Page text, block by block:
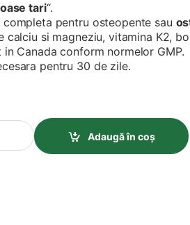
oase tari“.
completa pentru osteopente sau
calciu si magneziu, vitamina K2,
in Canada conform normelor GMP.
pentru 30 de zile.
Osteopen) Provita - 60 Tablete
Adaugă în coș